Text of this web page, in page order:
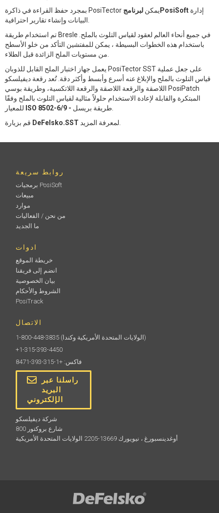
بمجرد حفظ القراءة في ذاكرة PosiTector يمكنلبرنامجPosiSoft إدارة
تم استخدام طريقة Bresle في جميع أنحاء العالم لعقود لقياس التلوث بالملح.
باستخدام هذه الخطوات البسيطة ، يمكن للمفتشين التأكد من خلو الأسطح
يعمل جهاز اختبار الملح القابل للذوبان PosiTector SST على جعل عملية
قياس التلوث بالملح والإبلاغ عنه أسرع وأبسط وأكثر دقة. تُعد رقعة ديفيلسكو
اللاصقة والرقعة اللاصقة والرقعة اللاتكسية، وطريقة بوسي PosiPatch
المبتكرة والقابلة لإعادة الاستخدام حلولاً مثالية لقياس التلوث بالملح وفقًا
ISO 8502-6/9 -
DeFelsko.SST
روابط سريعة
برمجيات PosiSoft
مبيعات
موارد
من نحن / الفعاليات
ما الجديد
ادوات
خريطة الموقع
انضم إلى فريقنا
بيان الخصوصية
الشروط والأحكام
PosiTrack
الاتصال
1-800-448-3835
(الولايات المتحدة الأمريكية وكندا)
+1-315-393-4450
فاكس: +1-315-393-8471
راسلنا عبر
البريد
الإلكتروني
شركة ديفيلسكو
800 شارع بروكتور
أوغدينسبورغ ، نيويورك 13669-2205 الولايات المتحدة الأمريكية